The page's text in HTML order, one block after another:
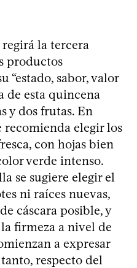
la tercera
productos
“estado, sabor, valor
de esta quincena
y dos frutas. En
recomienda elegir los
con hojas bien
verde intenso.
se sugiere elegir el
ni raíces nuevas,
cáscara posible, y
firmeza a nivel de
a expresar
respecto del